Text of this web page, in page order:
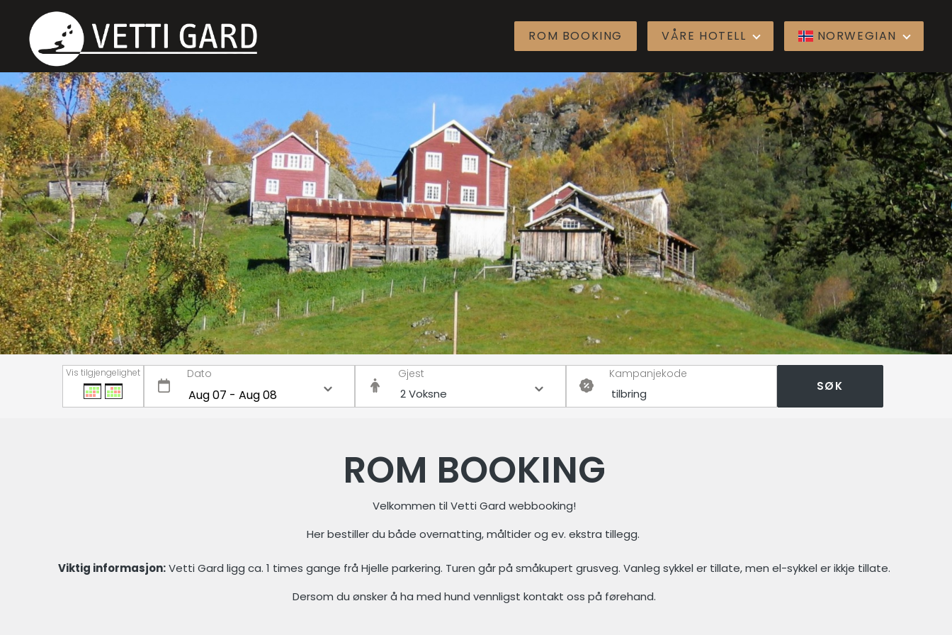
ROM BOOKING VÅRE HOTELL NORWEGIAN
Vis tilgjengelighet Dato Gjest Kampanjekode
SØK
ROM BOOKING
Velkommen til Vetti Gard webbooking!
Her bestiller du både overnatting, måltider og ev. ekstra tillegg.
Viktig informasjon:Vetti Gard ligg ca. 1 times gange frå Hjelle parkering. Turen går på småkupert grusveg. Vanleg sykkel er tillate, men el-sykkel er ikkje tillate.
Dersom du ønsker å ha med hund vennligst kontakt oss på førehand.